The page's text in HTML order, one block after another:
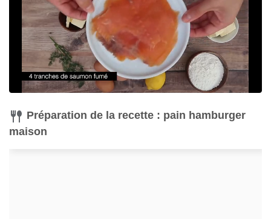
Préparation de la recette : pain hamburger
maison